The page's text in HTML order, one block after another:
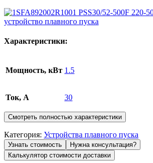
Характеристики:
Мощность, кВт 1.5
Ток, А 30
Смотреть полностью характеристики
Категория: Устройства плавного пуска
Узнать стоимость
Нужна консультация?
Калькулятор стоимости доставки